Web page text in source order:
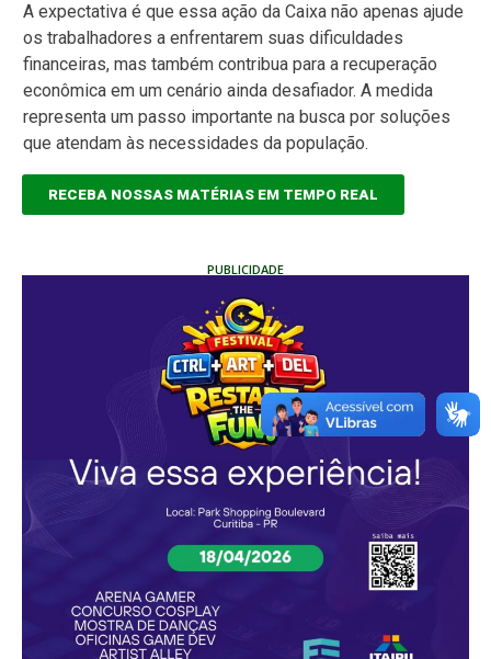
A expectativa é que essa ação da Caixa não apenas ajude
os trabalhadores a enfrentarem suas dificuldades
financeiras, mas também contribua para a recuperação
econômica em um cenário ainda desafiador. A medida
representa um passo importante na busca por soluções
que atendam às necessidades da população.
RECEBA NOSSAS MATÉRIAS EM TEMPO REAL
PUBLICIDADE